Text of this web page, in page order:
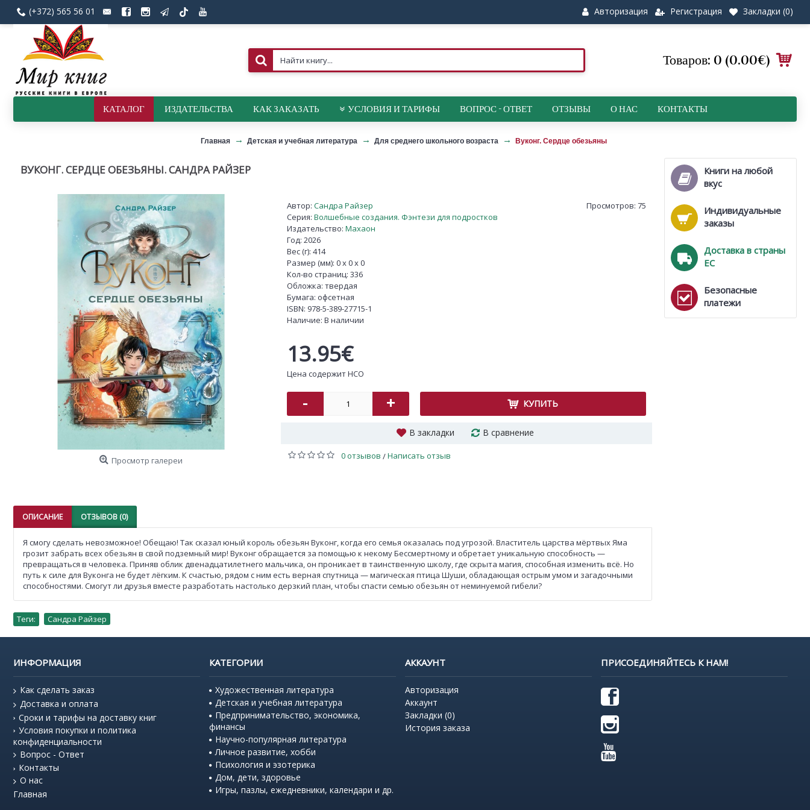
(+372) 565 56 01 Авторизация Регистрация Закладки (0)
Товаров: 0 (0.00€)
КАТАЛОГ ИЗДАТЕЛЬСТВА КАК ЗАКАЗАТЬ УСЛОВИЯ И ТАРИФЫ ВОПРОС - ОТВЕТ ОТЗЫВЫ О НАС КОНТАКТЫ
Главная Детская и учебная литература Для среднего школьного возраста Вуконг. Сердце обезьяны
Книги на любой
вкус
Индивидуальные
заказы
Доставка в страны
ЕС
Безопасные
платежи
ВУКОНГ. СЕРДЦЕ ОБЕЗЬЯНЫ. САНДРА РАЙЗЕР
Просмотр галереи
Просмотров: 75
Автор: Сандра Райзер
Серия: Волшебные создания. Фэнтези для подростков
Издательство: Махаон
Год: 2026
Вес (г): 414
Размер (мм): 0 x 0 x 0
Кол-во страниц: 336
Обложка: твердая
Бумага: офсетная
ISBN: 978-5-389-27715-1
Наличие: В наличии
13.95€
Цена содержит НСО
- + КУПИТЬ
В закладки В сравнение
0 отзывов /Написать отзыв
ОПИСАНИЕ ОТЗЫВОВ (0)
Я смогу сделать невозможное! Обещаю! Так сказал юный король обезьян Вуконг, когда его семья оказалась под угрозой. Властитель царства мёртвых Яма
грозит забрать всех обезьян в свой подземный мир! Вуконг обращается за помощью к некому Бессмертному и обретает уникальную способность —
превращаться в человека. Приняв облик двенадцатилетнего мальчика, он проникает в таинственную школу, где скрыта магия, способная изменить всё. Но
путь к силе для Вуконга не будет лёгким. К счастью, рядом с ним есть верная спутница — магическая птица Шуши, обладающая острым умом и загадочными
способностями. Смогут ли друзья вместе разработать настолько дерзкий план, чтобы спасти семью обезьян от неминуемой гибели?
Теги: Сандра Райзер
ИНФОРМАЦИЯ
Как сделать заказ
Доставка и оплата
Сроки и тарифы на доставку книг
Условия покупки и политика
конфиденциальности
Вопрос - Ответ
Контакты
О нас
Главная
КАТЕГОРИИ
Художественная литература
Детская и учебная литература
Предпринимательство, экономика,
финансы
Научно-популярная литература
Личное развитие, хобби
Психология и эзотерика
Дом, дети, здоровье
Игры, пазлы, ежедневники, календари и др.
АККАУНТ
Авторизация
Аккаунт
Закладки (0)
История заказа
ПРИСОЕДИНЯЙТЕСЬ К НАМ!